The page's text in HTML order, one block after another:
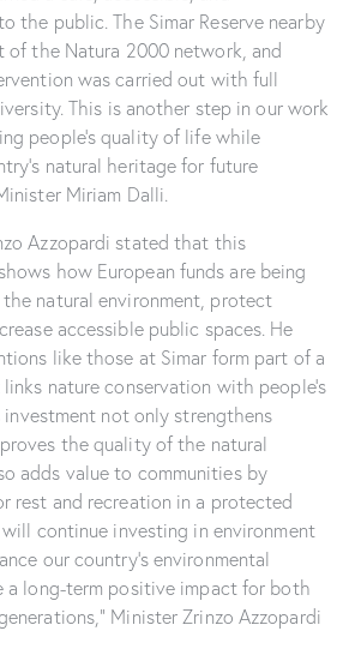
the public. The Simar Reserve nearby
of the Natura 2000 network, and
was carried out with full
This is another step in our work
people’s quality of life while
natural heritage for future
Miriam Dalli.
Azzopardi stated that this
how European funds are being
natural environment, protect
accessible public spaces. He
like those at Simar form part of a
nature conservation with people’s
not only strengthens
the quality of the natural
adds value to communities by
rest and recreation in a protected
continue investing in environment
our country’s environmental
a long-term positive impact for both
Minister Zrinzo Azzopardi